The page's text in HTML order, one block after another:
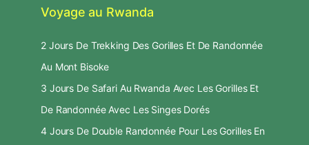
Voyage au Rwanda
2 Jours De Trekking Des Gorilles Et De Randonnée
Au Mont Bisoke
3 Jours De Safari Au Rwanda Avec Les Gorilles Et
De Randonnée Avec Les Singes Dorés
4 Jours De Double Randonnée Pour Les Gorilles En